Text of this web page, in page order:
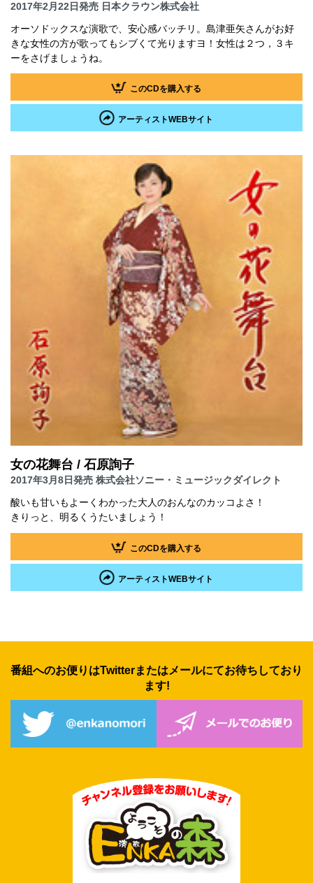
2017年2月22日発売 日本クラウン株式会社
オーソドックスな演歌で、安心感バッチリ。島津亜矢さんがお好
きな女性の方が歌ってもシブくて光りますヨ！女性は２つ，３キ
ーをさげましょうね。
このCDを購入する
アーティストWEBサイト
女の花舞台 / 石原詢子
2017年3月8日発売 株式会社ソニー・ミュージックダイレクト
酸いも甘いもよーくわかった大人のおんなのカッコよさ！
きりっと、明るくうたいましょう！
このCDを購入する
アーティストWEBサイト
番組へのお便りはTwitterまたは メールにてお待ちしており
ます!